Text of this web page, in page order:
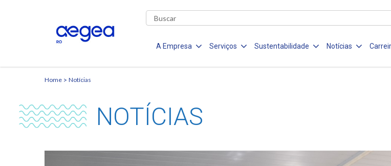
A Empresa Serviços Sustentabilidade Notícias
Home Notícias
NOTÍCIAS